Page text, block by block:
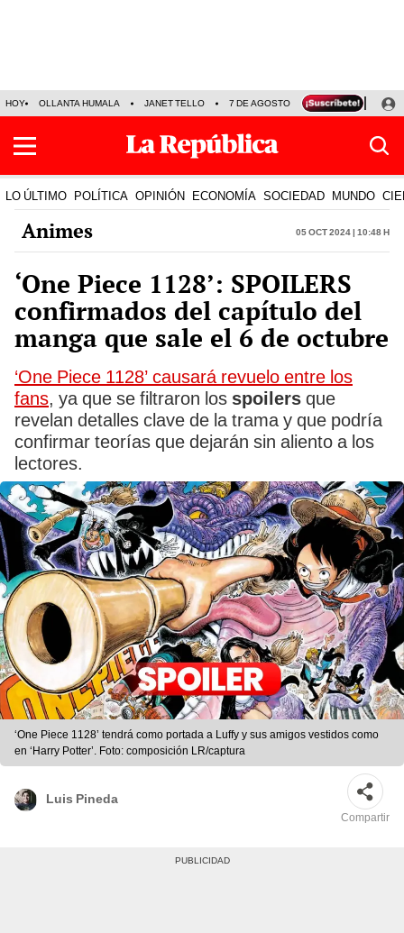
HOY OLLANTA HUMALA JANET TELLO 7 DE AGOSTO TINKA RESULTADOS
LO ÚLTIMO POLÍTICA OPINIÓN ECONOMÍA SOCIEDAD MUNDO
Animes 05 Oct 2024 | 10:48 h
‘One Piece 1128’: SPOILERS
confirmados del capítulo del
manga que sale el 6 de octubre
‘One Piece 1128’ causará revuelo entre los
fans, ya que se filtraron los spoilers que
revelan detalles clave de la trama y que podría
confirmar teorías que dejarán sin aliento a los
lectores.
‘One Piece 1128’ tendrá como portada a Luffy y sus amigos vestidos como
en ‘Harry Potter’. Foto: composición LR/captura
Luis Pineda
Compartir